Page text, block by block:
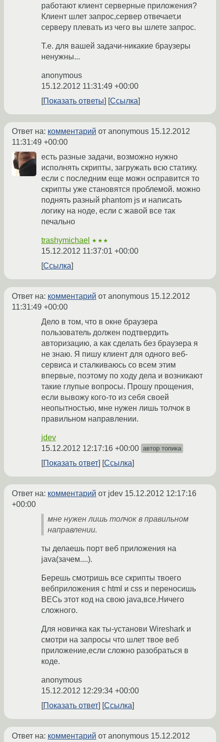
работают клиент серверные приложения?
Клиент шлет запрос,сервер отвечает,и
серверу плевать из чего вы шлете запрос.
Т.е. для вашей задачи-никакие браузеры
ненужны...
anonymous
15.12.2012 11:31:49 +00:00
Показать ответы
Ссылка
Ответ на: комментарий от anonymous 15.12.2012
11:31:49 +00:00
есть разные задачи, возможно нужно
исполнять скрипты, загружать всю статику.
если с последним еще можн осправится то
скрипты уже становятся проблемой. можно
поднять разный phantom js и написать
логику на ноде, если с жавой все так
печально
trashymichael ★★★
15.12.2012 11:37:01 +00:00
Ссылка
Ответ на: комментарий от anonymous 15.12.2012
11:31:49 +00:00
Дело в том, что в окне браузера
пользователь должен подтвердить
авторизацию, а как сделать без браузера я
не знаю. Я пишу клиент для одного веб-
сервиса и сталкиваюсь со всем этим
впервые, поэтому по ходу дела и возникают
такие глупые вопросы. Прошу прощения,
если вывожу кого-то из себя своей
неопытностью, мне нужен лишь толчок в
правильном направлении.
jdev
15.12.2012 12:17:16 +00:00 автор топика
Показать ответ Ссылка
Ответ на: комментарий от jdev 15.12.2012 12:17:16
+00:00
мне нужен лишь толчок в правильном
направлении.
ты делаешь порт веб приложения на
java(зачем....).
Берешь смотришь все скрипты твоего
вебприложения с html и css и переносишь
ВЕСь этот код на свою java,все.Ничего
сложного.
Для новичка как ты-установи Wireshark и
смотри на запросы что шлет твое веб
приложение,если сложно разобраться в
коде.
anonymous
15.12.2012 12:29:34 +00:00
Показать ответ
Ссылка
Ответ на: комментарий от anonymous 15.12.2012